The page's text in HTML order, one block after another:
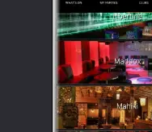
sociaux
Clubbable: